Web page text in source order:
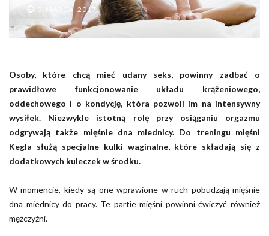
9 MARCA 2017
Osoby, które chcą mieć udany seks, powinny zadbać o
prawidłowe funkcjonowanie układu krążeniowego,
oddechowego i o kondycję, która pozwoli im na intensywny
wysiłek. Niezwykle istotną rolę przy osiąganiu orgazmu
odgrywają także mięśnie dna miednicy. Do treningu mięśni
Kegla służą specjalne kulki waginalne, które składają się z
dodatkowych kuleczek w środku.
W momencie, kiedy są one wprawione w ruch pobudzają mięśnie
dna miednicy do pracy. Te partie mięśni powinni ćwiczyć również
mężczyźni.